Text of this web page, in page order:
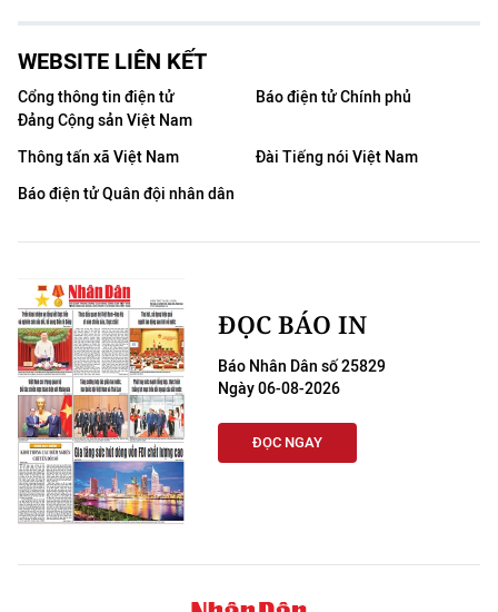
WEBSITE LIÊN KẾT
Cổng thông tin điện tử
Đảng Cộng sản Việt Nam
Báo điện tử Chính phủ
Thông tấn xã Việt Nam
Đài Tiếng nói Việt Nam
Báo điện tử Quân đội nhân dân
ĐỌC BÁO IN
Báo Nhân Dân số 25829
Ngày 06-08-2026
ĐỌC NGAY